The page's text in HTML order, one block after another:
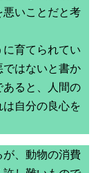
悪いことだと考
育てられてい
ではないと書か
あると、人間の
自分の良心を
が、動物の消費